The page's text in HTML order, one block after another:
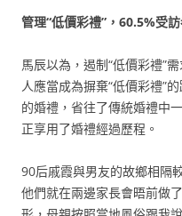
管理“低價彩禮”，60.5%受
馬辰以為，遏制“低價彩禮”
人應當成為摒棄“低價彩禮”
的婚禮，省往了傳統婚禮中
正享用了婚禮經過歷程。
90后戚霞與男友的故鄉相隔
他們就在兩邊家長會晤前做